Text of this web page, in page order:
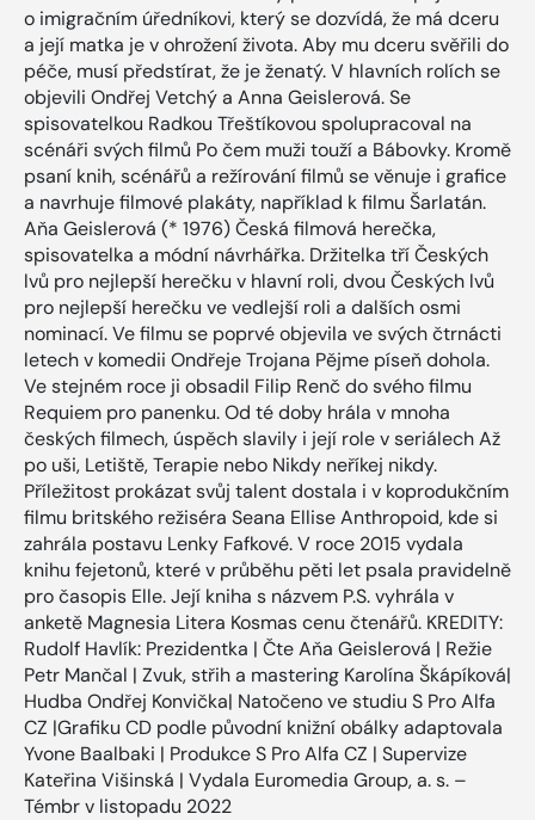
o imigračním úředníkovi, který se dozvídá, že má dceru
a její matka je v ohrožení života. Aby mu dceru svěřili do
péče, musí předstírat, že je ženatý. V hlavních rolích se
objevili Ondřej Vetchý a Anna Geislerová. Se
spisovatelkou Radkou Třeštíkovou spolupracoval na
scénáři svých filmů Po čem muži touží a Bábovky. Kromě
psaní knih, scénářů a režírování filmů se věnuje i grafice
a navrhuje filmové plakáty, například k filmu Šarlatán.
Aňa Geislerová (* 1976) Česká filmová herečka,
spisovatelka a módní návrhářka. Držitelka tří Českých
lvů pro nejlepší herečku v hlavní roli, dvou Českých lvů
pro nejlepší herečku ve vedlejší roli a dalších osmi
nominací. Ve filmu se poprvé objevila ve svých čtrnácti
letech v komedii Ondřeje Trojana Pějme píseň dohola.
Ve stejném roce ji obsadil Filip Renč do svého filmu
Requiem pro panenku. Od té doby hrála v mnoha
českých filmech, úspěch slavily i její role v seriálech Až
po uši, Letiště, Terapie nebo Nikdy neříkej nikdy.
Příležitost prokázat svůj talent dostala i v koprodukčním
filmu britského režiséra Seana Ellise Anthropoid, kde si
zahrála postavu Lenky Fafkové. V roce 2015 vydala
knihu fejetonů, které v průběhu pěti let psala pravidelně
pro časopis Elle. Její kniha s názvem P.S. vyhrála v
anketě Magnesia Litera Kosmas cenu čtenářů. KREDITY:
Rudolf Havlík: Prezidentka | Čte Aňa Geislerová | Režie
Petr Mančal | Zvuk, střih a mastering Karolína Škápíková|
Hudba Ondřej Konvička| Natočeno ve studiu S Pro Alfa
CZ |Grafiku CD podle původní knižní obálky adaptovala
Yvone Baalbaki | Produkce S Pro Alfa CZ | Supervize
Kateřina Višinská | Vydala Euromedia Group, a. s. –
Témbr v listopadu 2022